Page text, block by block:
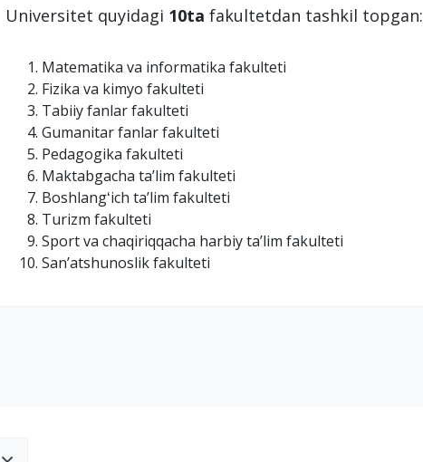
Universitet quyidagi 10ta fakultetdan tashkil topgan:
Matematika va informatika fakulteti
Fizika va kimyo fakulteti
Tabiiy fanlar fakulteti
Gumanitar fanlar fakulteti
Pedagogika fakulteti
Maktabgacha taʼlim fakulteti
Boshlangʻich taʼlim fakulteti
Turizm fakulteti
Sport va chaqiriqqacha harbiy taʼlim fakulteti
Sanʼatshunoslik fakulteti